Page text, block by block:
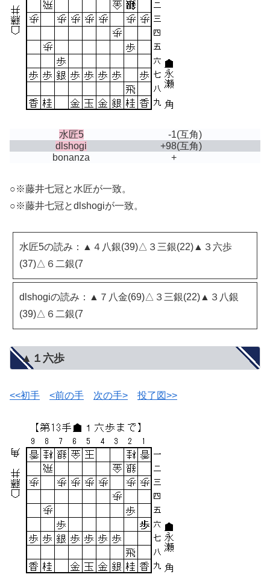
水匠5 -1(互角)
dlshogi
+98(互角)
bonanza
+
○※藤井七冠と水匠が一致。
○※藤井七冠とdlshogiが一致。
水匠5の読み：▲４八銀(39)△３三銀(22)▲３六歩
(37)△６二銀(7
dlshogiの読み：▲７八金(69)△３三銀(22)▲３八銀
(39)△６二銀(7
▲１六歩
<<初手 <前の手 次の手> 投了図>>